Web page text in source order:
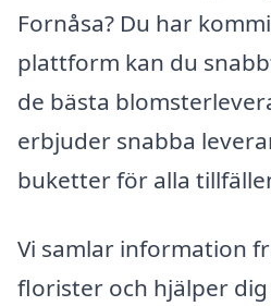
Fornåsa? Du har
plattform kan du
de bästa
erbjuder snabba
buketter för alla
Vi samlar information
florister och hjälper